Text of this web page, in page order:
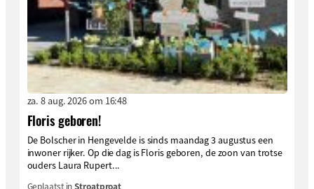
za. 8 aug. 2026 om 16:48
Floris geboren!
De Bolscher in Hengevelde is sinds maandag 3 augustus een
inwoner rijker. Op die dag is Floris geboren, de zoon van trotse
ouders Laura Rupert...
Geplaatst inStroatproat